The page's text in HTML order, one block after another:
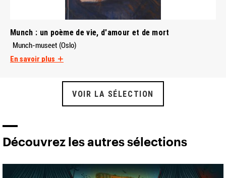
Munch : un poème de vie, d'amour et de mort
Munch-museet (Oslo)
En savoir plus
VOIR LA SÉLECTION
Découvrez les autres sélections